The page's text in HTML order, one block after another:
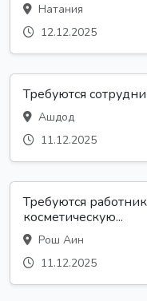
Натания
12.12.2025
Требуются
Ашдод
11.12.2025
Требуются
косметическую...
Рош Аин
11.12.2025